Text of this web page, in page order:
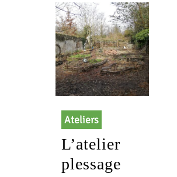
Ateliers
L’atelier
plessage